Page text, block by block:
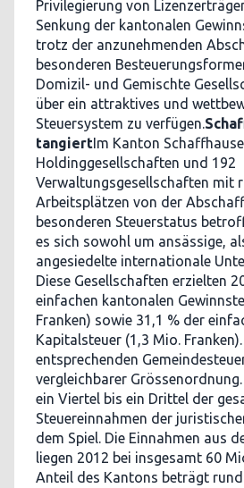
Privilegierung von
Senkung der kantonalen
trotz der anzunehmenden
besonderen
Domizil- und Gemischte
über ein attraktives und
Steuersystem zu verfügen.
tangiertIm Kanton
Holdinggesellschaften und 192
Verwaltungsgesellschaften mit
Arbeitsplätzen von der
besonderen Steuerstatus
es sich sowohl um ansässige,
angesiedelte internationale
Diese Gesellschaften erzielten
einfachen kantonalen
Franken) sowie 31,1 % der
Kapitalsteuer (1,3 Mio.
entsprechenden
vergleichbarer
ein Viertel bis ein Drittel der
Steuereinnahmen der
dem Spiel. Die Einnahmen aus
liegen 2012 bei insgesamt 60
Anteil des Kantons beträgt rund